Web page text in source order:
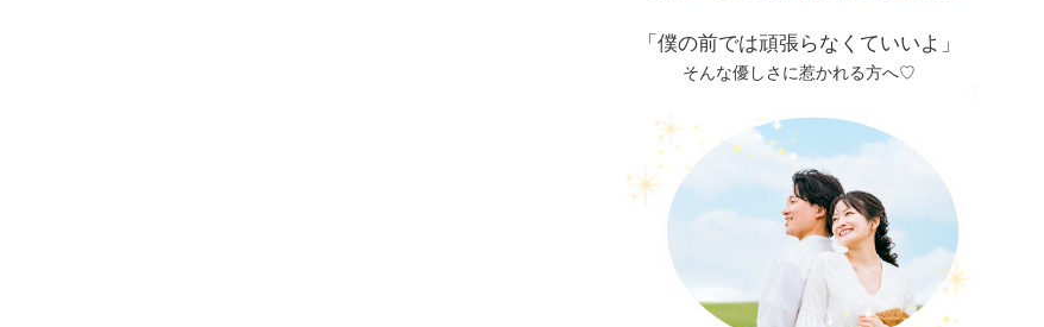
「僕の前では頑張らなくていいよ」
そんな優しさに惹かれる方へ♡